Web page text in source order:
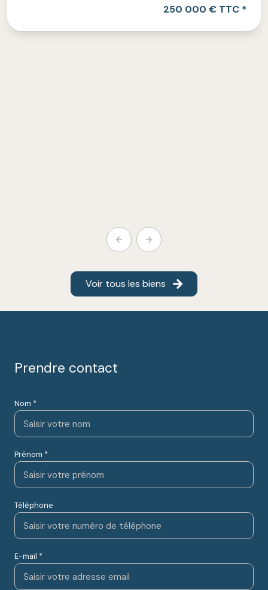
250 000 € TTC *
Voir tous les biens
Prendre contact
Nom *
Prénom *
Téléphone
E-mail *